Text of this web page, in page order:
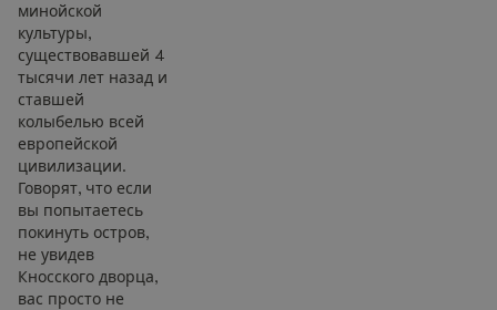
минойской
культуры,
существовавшей 4
тысячи лет назад и
ставшей
колыбелью всей
европейской
цивилизации.
Говорят, что если
вы попытаетесь
покинуть остров,
не увидев
Кносского дворца,
вас просто не